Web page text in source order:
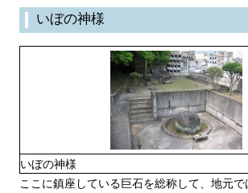
いぼの神様
いぼの神様
ここに鎮座している巨石を総称して、地元で